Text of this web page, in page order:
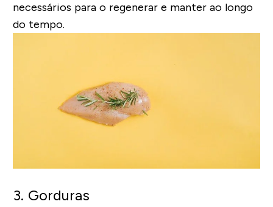
necessários para o regenerar e manter ao longo
do tempo.
3. Gorduras